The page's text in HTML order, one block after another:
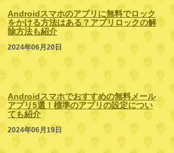
Androidスマホのアプリに無料でロック
をかける方法はある？アプリロックの解
除方法も紹介
2024年06月20日
Androidスマホでおすすめの無料メール
アプリ5選！標準のアプリの設定につい
ても紹介
2024年06月19日